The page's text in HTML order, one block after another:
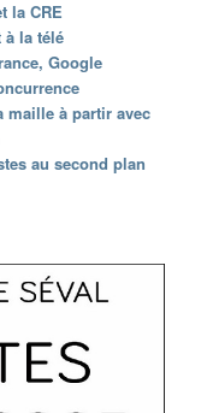
la CRE
la télé
Google
maille à partir avec
au second plan